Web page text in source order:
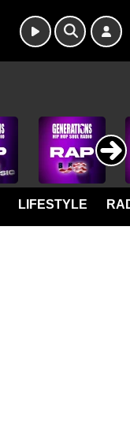
LIFESTYLE